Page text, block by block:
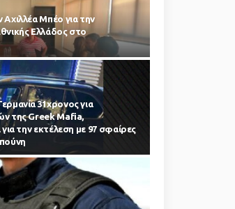
Μπέο για την
Ελλάδος στο
31χρονος για
της Greek Mafia,
για την εκτέλεση με 97 σφαίρες